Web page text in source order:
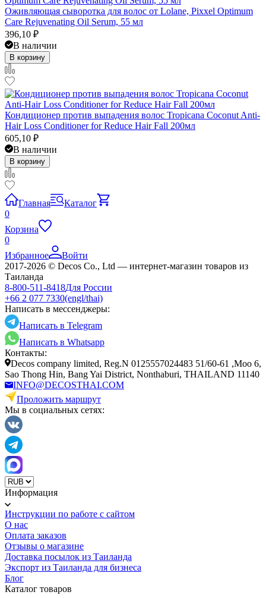
Оживляющая сыворотка для волос от Lolane, Pixxel Optimum
Care Rejuvenating Oil Serum, 55 мл
396,10 ₽
В наличии
В корзину
Кондиционер против выпадения волос Tropicana Coconut Anti-
Hair Loss Conditioner for Reduce Hair Fall 200мл
605,10 ₽
В наличии
В корзину
Главная
Каталог
0
Корзина
0
Избранное
Войти
2017-2026 © Decos Co., Ltd — интернет-магазин товаров из
Таиланда
8-800-511-8418Для России
+66 2 077 7330(engl/thai)
Написать в мессенджеры:
Написать в Telegram
Написать в Whatsapp
Контакты:
Decos company limited, Reg.N 0125557024483 51/60-61 ,Moo 6,
Sao Thong Hin, Bang Yai District, Nonthaburi, THAILAND 11140
INFO@DECOSTHAI.COM
Проложить маршрут
Мы в социальных сетях:
Информация
Инструкции по работе с сайтом
О нас
Оплата заказов
Отзывы о магазине
Доставка посылок из Таиланда
Экспорт из Таиланда для бизнеса
Блог
Каталог товаров